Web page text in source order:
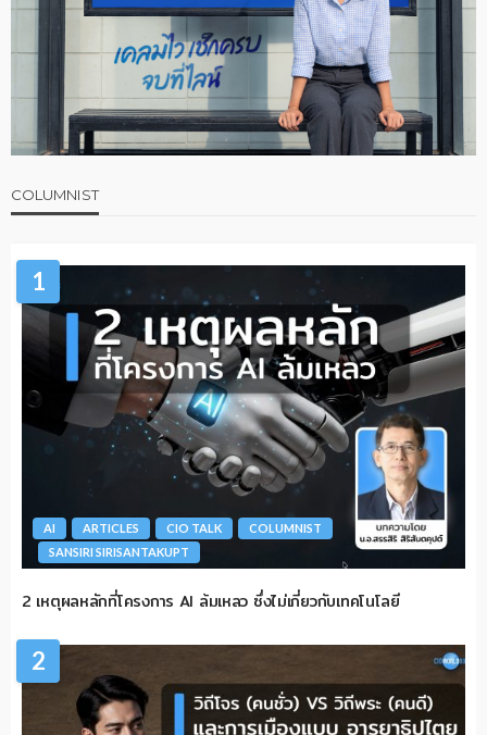
COLUMNIST
1
AI ARTICLES CIO TALK
COLUMNIST
SANSIRI SIRISANTAKUPT
2 เหตุผลหลักที่โครงการ AI ล้มเหลว ซึ่งไม่เกี่ยวกับเทคโนโลยี
2